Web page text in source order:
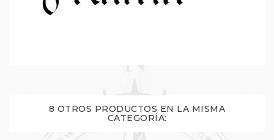
8 OTROS PRODUCTOS EN LA MISMA
CATEGORÍA: